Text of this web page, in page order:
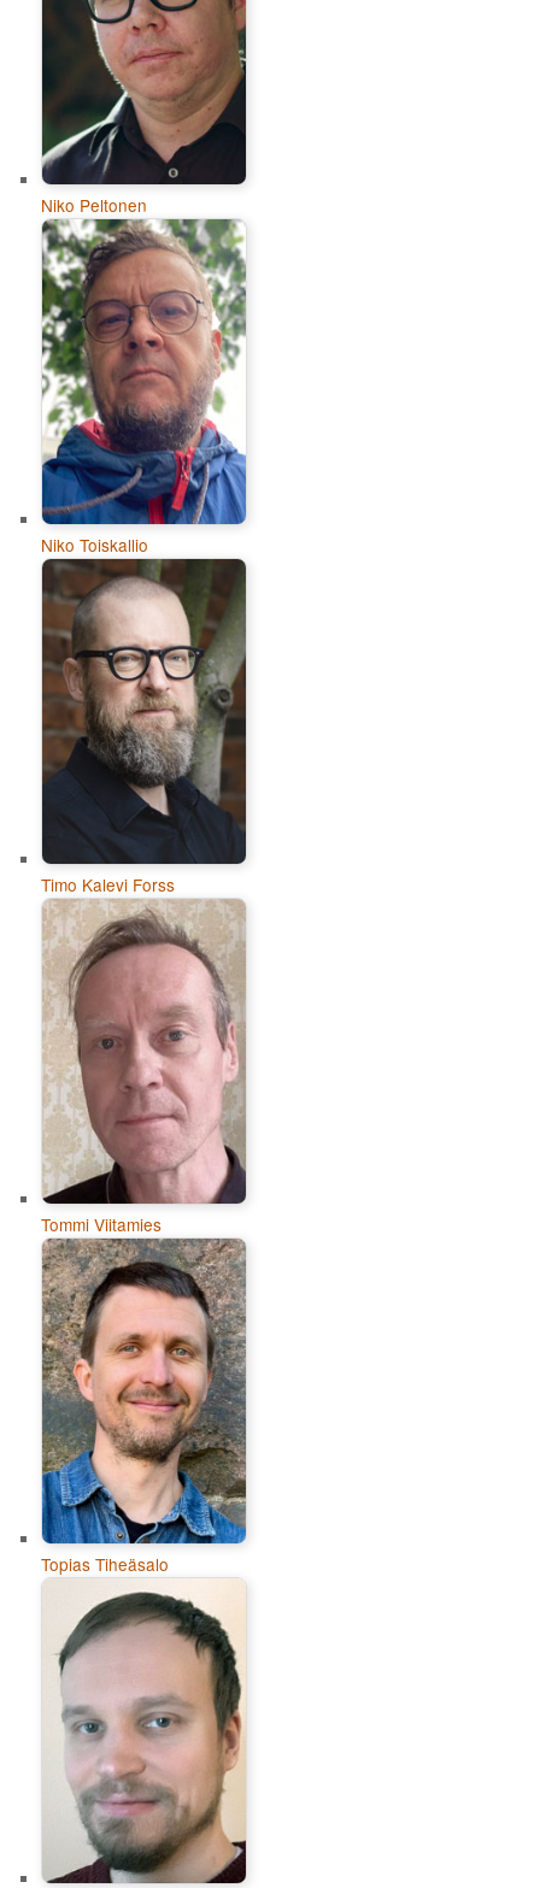
Niko Peltonen
Niko Toiskallio
Timo Kalevi Forss
Tommi Viitamies
Topias Tiheäsalo